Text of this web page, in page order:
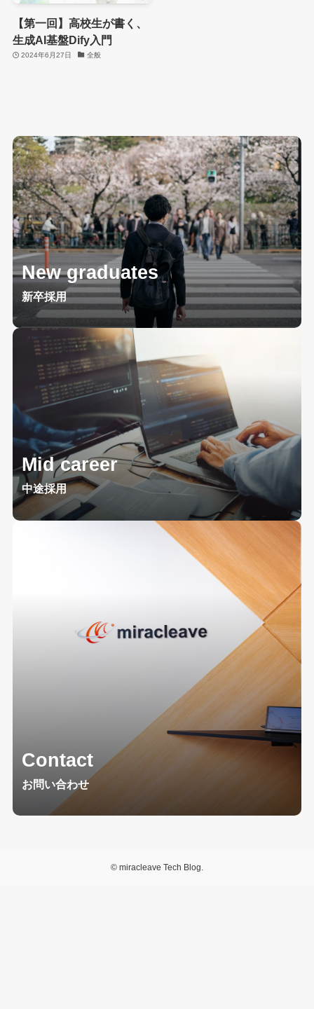
【第一回】高校生が書く、
生成AI基盤Dify入門
2024年6月27日 全般
New graduates
新卒採用
Mid career
中途採用
Contact
お問い合わせ
© miracleave Tech Blog.